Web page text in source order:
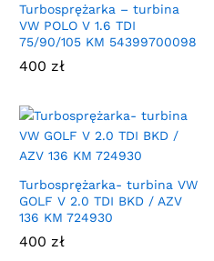
Turbosprężarka – turbina
VW POLO V 1.6 TDI
75/90/105 KM 54399700098
400 zł
Turbosprężarka- turbina VW
GOLF V 2.0 TDI BKD / AZV
136 KM 724930
400 zł